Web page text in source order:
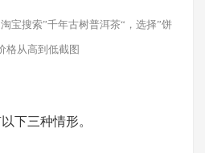
宝搜索”千年古树普洱茶“，选择”饼
格从高到低截图
下三种情形。